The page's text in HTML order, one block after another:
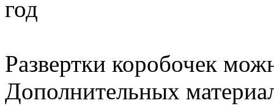
Развертки коробочек
Дополнительных